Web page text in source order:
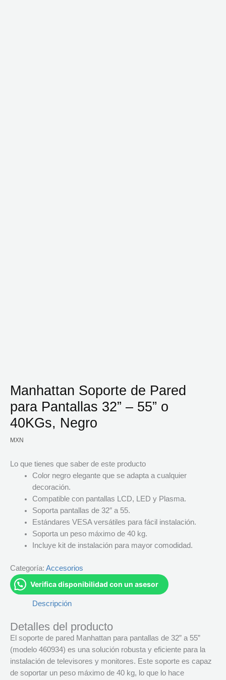
Manhattan Soporte de Pared
para Pantallas 32” – 55” o
40KGs, Negro
MXN
Lo que tienes que saber de este producto
Color negro elegante que se adapta a cualquier
decoración.
Compatible con pantallas LCD, LED y Plasma.
Soporta pantallas de 32″ a 55.
Estándares VESA versátiles para fácil instalación.
Soporta un peso máximo de 40 kg.
Incluye kit de instalación para mayor comodidad.
Categoría: Accesorios
Verifica disponibilidad con un asesor
Descripción
Detalles del producto
El soporte de pared Manhattan para pantallas de 32” a 55”
(modelo 460934) es una solución robusta y eficiente para la
instalación de televisores y monitores. Este soporte es capaz
de soportar un peso máximo de 40 kg, lo que lo hace